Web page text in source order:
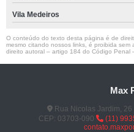
Vila Medeiros
O conteúdo do texto desta página é de
mesmo citando nossos links, é proibida
direito autoral – artigo 184 do Código Penal
Max
Rua Nicolas Jardim, 26
CEP: 03703-090
(11)